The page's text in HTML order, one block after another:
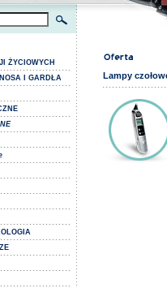
ŻYCIOWYCH
I GARDŁA Lampy